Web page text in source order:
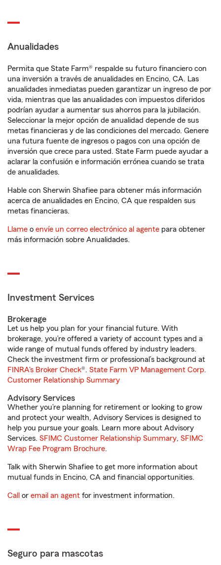
Anualidades
Permita que State Farm® respalde su futuro financiero con
una inversión a través de anualidades en Encino, CA. Las
anualidades inmediatas pueden garantizar un ingreso de por
vida, mientras que las anualidades con impuestos diferidos
podrían ayudar a aumentar sus ahorros para la jubilación.
Seleccionar la mejor opción de anualidad depende de sus
metas financieras y de las condiciones del mercado. Genere
una futura fuente de ingresos o pagos con una opción de
inversión que crece para usted. State Farm puede ayudar a
aclarar la confusión e información errónea cuando se trata
de anualidades.
Hable con Sherwin Shafiee para obtener más información
acerca de anualidades en Encino, CA que respalden sus
metas financieras.
Llame o envíe un correo electrónico al agente para obtener
más información sobre Anualidades.
Investment Services
Brokerage
Let us help you plan for your financial future. With
brokerage, you’re offered a variety of account types and a
wide range of mutual funds offered by industry leaders.
Check the investment firm or professional’s background at
FINRA's Broker Check®. State Farm VP Management Corp.
Customer Relationship Summary
Advisory Services
Whether you’re planning for retirement or looking to grow
and protect your wealth, Advisory Services is designed to
help you pursue your goals. Learn more about Advisory
Services. SFIMC Customer Relationship Summary, SFIMC
Wrap Fee Program Brochure.
Talk with Sherwin Shafiee to get more information about
mutual funds in Encino, CA and financial opportunities.
Call or email an agent for investment information.
Seguro para mascotas